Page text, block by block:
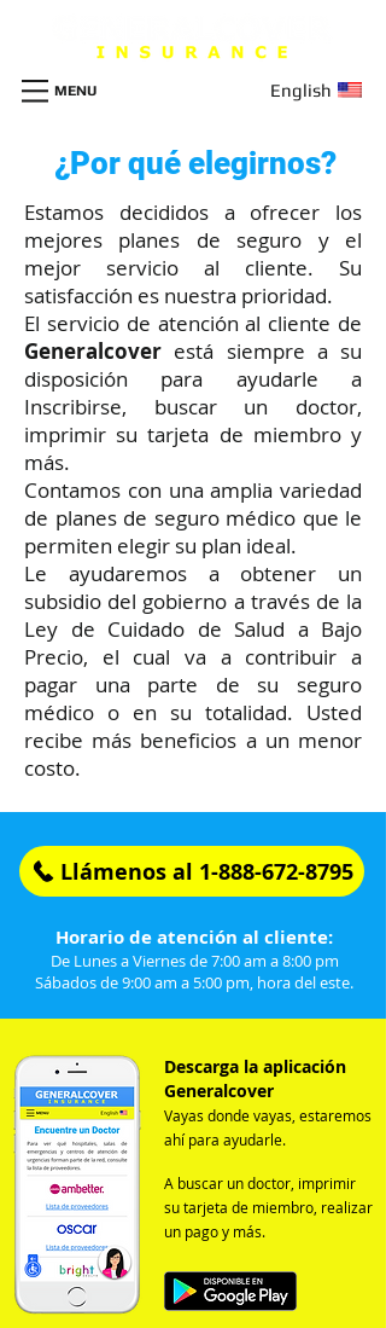
English
MENU
¿Por qué elegirnos?
Estamos decididos a ofrecer los
mejores planes de seguro y el
mejor servicio al cliente. Su
satisfacción es nuestra prioridad.
El servicio de atención al cliente de
Generalcover está siempre a su
disposición para ayudarle a
Inscribirse, buscar un doctor,
imprimir su tarjeta de miembro y
más.
Contamos con una amplia variedad
de planes de seguro médico que le
permiten elegir su plan ideal.
Le ayudaremos a obtener un
subsidio del gobierno a través de la
Ley de Cuidado de Salud a Bajo
Precio, el cual va a contribuir a
pagar una parte de su seguro
médico o en su totalidad. Usted
recibe más beneficios a un menor
costo.
Llámenos al 1-888-672-8795
Horario de atención al cliente:
De Lunes a Viernes de 7:00 am a 8:00 pm
Sábados de 9:00 am a 5:00 pm, hora del este.
Descarga la aplicación
Generalcover
Vayas donde vayas, estaremos
ahí para ayudarle.
A buscar un doctor, imprimir
su tarjeta de miembro, realizar
un pago y más.